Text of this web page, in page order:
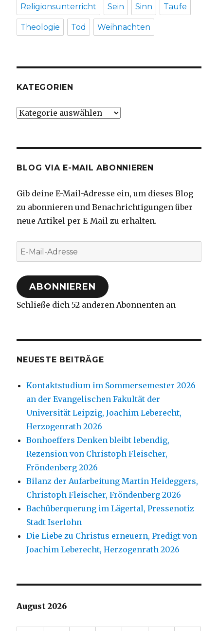
Religionsunterricht Sein Sinn Taufe
Theologie Tod Weihnachten
KATEGORIEN
Kategorien
BLOG VIA E-MAIL ABONNIEREN
Gib deine E-Mail-Adresse ein, um dieses Blog
zu abonnieren und Benachrichtigungen über
neue Artikel per E-Mail zu erhalten.
E-
Mail-
Adresse
ABONNIEREN
Schließe dich 52 anderen Abonnenten an
NEUESTE BEITRÄGE
Kontaktstudium im Sommersemester 2026
an der Evangelischen Fakultät der
Universität Leipzig, Joachim Leberecht,
Herzogenrath 2026
Bonhoeffers Denken bleibt lebendig,
Rezension von Christoph Fleischer,
Fröndenberg 2026
Bilanz der Aufarbeitung Martin Heideggers,
Christoph Fleischer, Fröndenberg 2026
Bachüberquerung im Lägertal, Pressenotiz
Stadt Iserlohn
Die Liebe zu Christus erneuern, Predigt von
Joachim Leberecht, Herzogenrath 2026
August 2026